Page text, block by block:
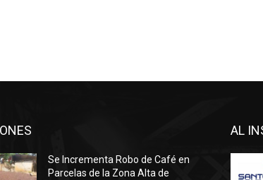
Se Incrementa Robo de Café en
Parcelas de la Zona Alta de
AL